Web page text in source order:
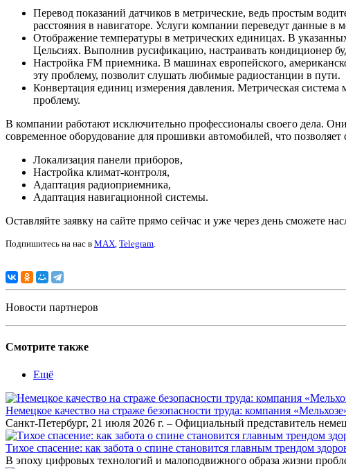
Перевод показаний датчиков в метрические, ведь простым
расстояния в навигаторе. Услуги компании переведут данные
Отображение температуры в метрических единицах. В
Цельсиях. Выполнив русификацию, настраивать кондиционер
Настройка FM приемника. В машинах европейского,
эту проблему, позволит слушать любимые радиостанции в пути.
Конвертация единиц измерения давления. Метрическая
проблему.
В компании работают исключительно профессионалы своего дела.
современное оборудование для прошивки автомобилей, что позволяет
Локализация панели приборов,
Настройка климат-контроля,
Адаптация радиоприемника,
Адаптация навигационной системы.
Оставляйте заявку на сайте прямо сейчас и уже через день
Подпишитесь на нас в MAX, Telegram.
Новости партнеров
Смотрите также
Ещё
Немецкое качество на страже безопасности труда: компания
Санкт-Петербург, 21 июля 2026 г. – Официальный представитель
Тихое спасение: как забота о спине становится главным трендом
В эпоху цифровых технологий и малоподвижного образа жизни